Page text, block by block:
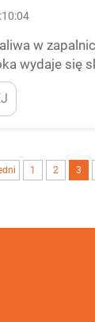
w
wydaje się
to bardzo
grilla lub
na
prawidłowo
1 2 3